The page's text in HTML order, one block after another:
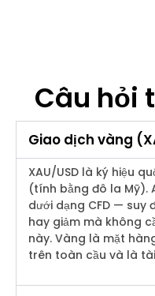
Câu hỏi
Giao dịch vàng
XAU/USD là ký hiệu
(tính bằng đô la Mỹ).
dưới dạng CFD — suy
hay giảm mà không
này. Vàng là mặt
trên toàn cầu và là